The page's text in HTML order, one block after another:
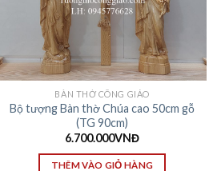
BÀN THỜ CÔNG GIÁO
Bộ tượng Bàn thờ Chúa cao 50cm gỗ
(TG 90cm)
6.700.000VNĐ
THÊM VÀO GIỎ HÀNG